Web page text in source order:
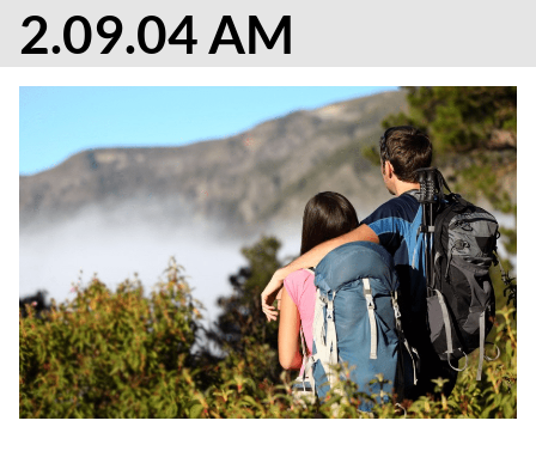
2.09.04 AM